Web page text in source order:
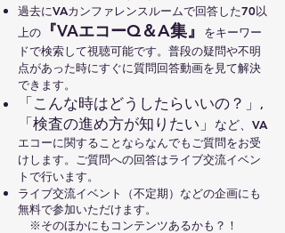
過去にVAカンファレンスルームで回答した70以
上の
『VAエコーQ＆A集』
をキーワー
ドで検索して視聴可能です。普段の疑問や不明
点があった時にすぐに質問回答動画を見て解決
できます。
「こんな時はどうしたらいいの？」 ,
「検査の進め方が知りたい」 など、 VA
エコーに関することならなんでもご質問をお受
けします。ご質問への回答はライブ交流イベン
トで行います。
​ライブ交流イベント（不定期）などの企画にも
無料で参加いただけます。
※そのほかにもコンテンツあるかも？！